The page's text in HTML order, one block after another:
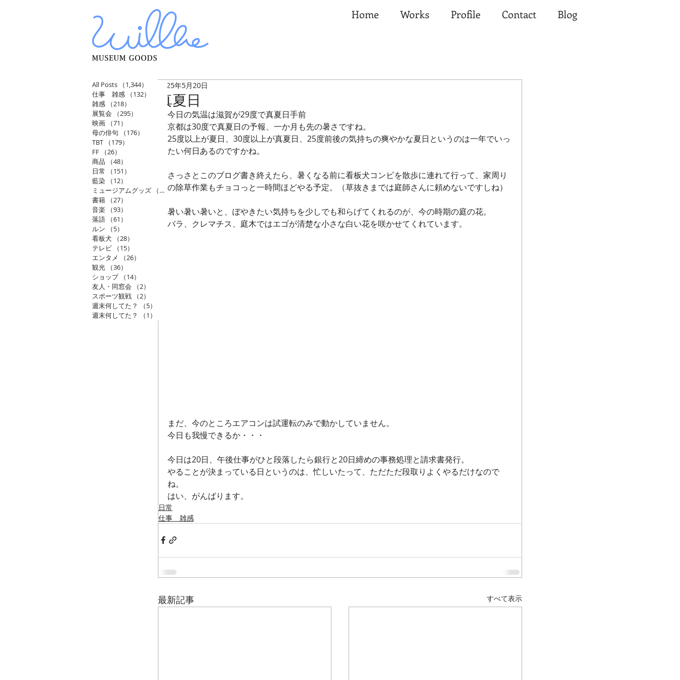
Home Works Profile Contact Blog
真夏日
2025年5月20日
今日の気温は滋賀が29度で真夏日手前
京都は30度で真夏日の予報、一か月も先の暑さですね。
25度以上が夏日、30度以上が真夏日、25度前後の気持ちの爽やかな夏日というのは一年でいっ
たい何日あるのですかね。
さっさとこのブログ書き終えたら、暑くなる前に看板犬コンビを散歩に連れて行って、家周り
の除草作業もチョコっと一時間ほどやる予定。（草抜きまでは庭師さんに頼めないですしね）
暑い暑い暑いと、ぼやきたい気持ちを少しでも和らげてくれるのが、今の時期の庭の花。
バラ、クレマチス、庭木ではエゴが清楚な小さな白い花を咲かせてくれています。
まだ、今のところエアコンは試運転のみで動かしていません。
今日も我慢できるか・・・
今日は20日、午後仕事がひと段落したら銀行と20日締めの事務処理と請求書発行。
やることが決まっている日というのは、忙しいたって、ただただ段取りよくやるだけなので
ね。
はい、がんばります。
日常
仕事 雑感
最新記事 すべて表示
All Posts （1,344）
1,344件の記事
仕事 雑感
（132）
132件の記事
雑感
（218）
展覧会
（295）
295件の記事
映画
（71）
母の俳句
（176）
176件の記事
TBT
（179）
FF
（26）
商品
（48）
日常
（151）
藍染
（12）
ミュージアムグッズ
（114）
114件の記事
書籍
（27）
音楽
（93）
落語
（61）
ルン
（5）
看板犬
（28）
テレビ
（15）
エンタメ
（26）
観光
（36）
ショップ
（14）
友人・同窓会
（2）
スポーツ観戦
（2）
週末何してた？
（5）
週末何してた？
（1）